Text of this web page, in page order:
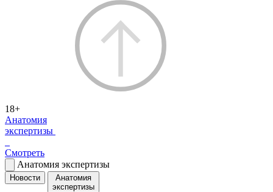
18+
Анатомия
экспертизы
Смотреть
Анатомия экспертизы
Новости
Анатомия
экспертизы